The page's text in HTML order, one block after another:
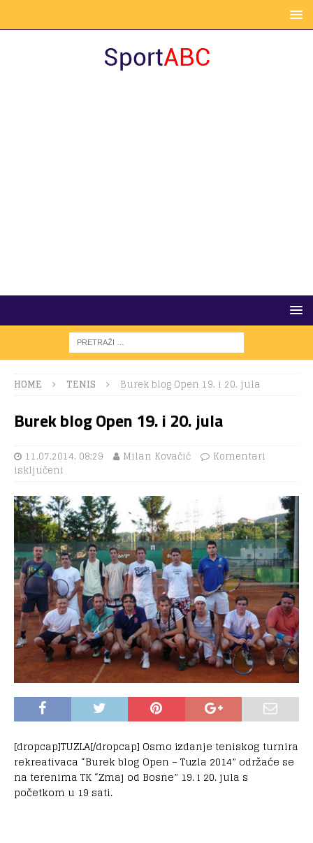
HOME TENIS Burek blog Open 19. i 20. jula
Burek blog Open 19. i 20. jula
11.07.2014. 08:29 Milan Kovačić
Komentari
isključeni
[dropcap]TUZLA[/dropcap] Osmo izdanje teniskog turnira
rekreativaca “Burek blog Open – Tuzla 2014” održaće se
na terenima TK “Zmaj od Bosne” 19. i 20. jula s
početkom u 19 sati.